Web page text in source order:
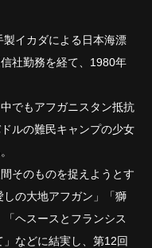
イカダによる日本海漂
社勤務を経て、1980年
でもアフガニスタン抵抗
ルの難民キャンプの少女
そのものを捉えようとす
の大地アフガン」「獅
ヘスースとフランシス
などに結実し、第12回